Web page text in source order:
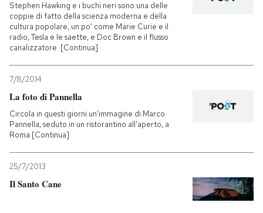
Stephen Hawking e i buchi neri sono una delle
coppie di fatto della scienza moderna e della
cultura popolare, un po' come Marie Curie e il
radio, Tesla e le saette, e Doc Brown e il flusso
canalizzatore. [Continua]
7/8/2014
La foto di Pannella
Circola in questi giorni un'immagine di Marco
Pannella, seduto in un ristorantino all'aperto, a
Roma [Continua]
25/7/2013
Il Santo Cane